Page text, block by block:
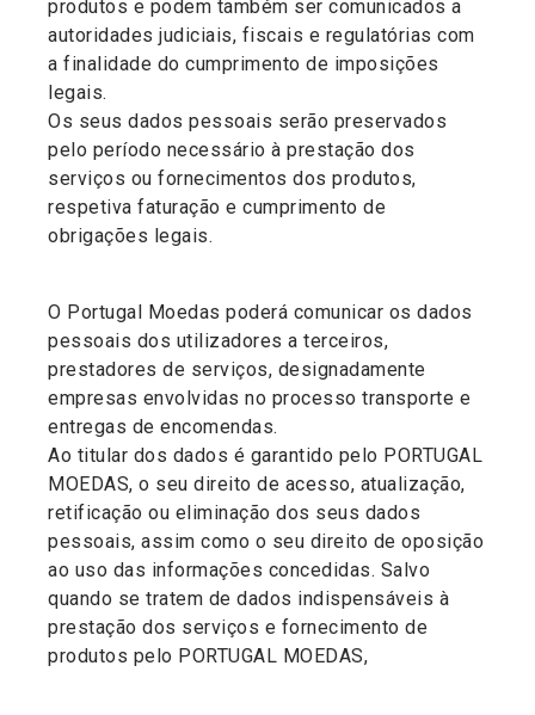
produtos e podem também ser comunicados a
autoridades judiciais, fiscais e regulatórias com
a finalidade do cumprimento de imposições
legais.
Os seus dados pessoais serão preservados
pelo período necessário à prestação dos
serviços ou fornecimentos dos produtos,
respetiva faturação e cumprimento de
obrigações legais.
O Portugal Moedas poderá comunicar os dados
pessoais dos utilizadores a terceiros,
prestadores de serviços, designadamente
empresas envolvidas no processo transporte e
entregas de encomendas.
Ao titular dos dados é garantido pelo PORTUGAL
MOEDAS, o seu direito de acesso, atualização,
retificação ou eliminação dos seus dados
pessoais, assim como o seu direito de oposição
ao uso das informações concedidas. Salvo
quando se tratem de dados indispensáveis à
prestação dos serviços e fornecimento de
produtos pelo PORTUGAL MOEDAS,